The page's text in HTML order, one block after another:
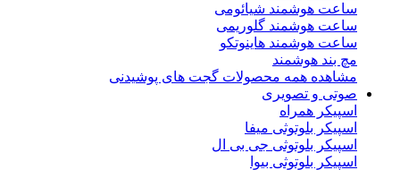
ساعت هوشمند شیائومی
ساعت هوشمند گلوریمی
ساعت هوشمند هاینوتکو
مچ بند هوشمند
مشاهده همه محصولات گجت های پوشیدنی
صوتی و تصویری
اسپیکر همراه
اسپیکر بلوتوثی میفا
اسپیکر بلوتوثی جی بی ال
اسپیکر بلوتوثی بیوا